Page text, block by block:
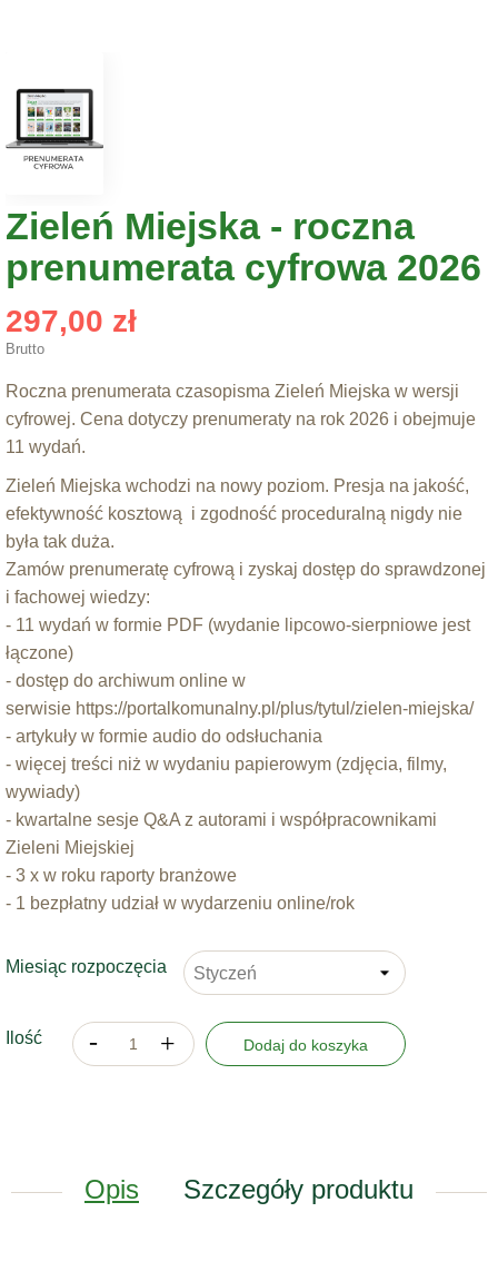
Zieleń Miejska - roczna
prenumerata cyfrowa 2026
297,00 zł
Brutto
Roczna prenumerata czasopisma Zieleń Miejska w wersji
cyfrowej. Cena dotyczy prenumeraty na rok 2026 i obejmuje
11 wydań.
Zieleń Miejska wchodzi na nowy poziom. Presja na jakość,
efektywność kosztową i zgodność proceduralną nigdy nie
była tak duża.
Zamów prenumeratę cyfrową i zyskaj dostęp do sprawdzonej
i fachowej wiedzy:
- 11 wydań w formie PDF (wydanie lipcowo-sierpniowe jest
łączone)
- dostęp do archiwum online w
serwisie https://portalkomunalny.pl/plus/tytul/zielen-miejska/
- artykuły w formie audio do odsłuchania
- więcej treści niż w wydaniu papierowym (zdjęcia, filmy,
wywiady)
- kwartalne sesje Q&A z autorami i współpracownikami
Zieleni Miejskiej
- 3 x w roku raporty branżowe
- 1 bezpłatny udział w wydarzeniu online/rok
Miesiąc rozpoczęcia
Ilość Dodaj do koszyka
Opis Szczegóły produktu